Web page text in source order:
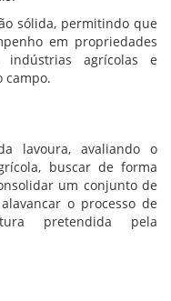
sólida, permitindo que
em propriedades
indústrias agrícolas e
campo.
lavoura, avaliando o
buscar de forma
um conjunto de
o processo de
pretendida pela